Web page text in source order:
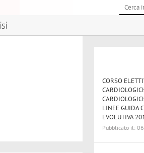
CORSO
LINEE GUIDA
EVOLUTIVA
Pubblicato il: